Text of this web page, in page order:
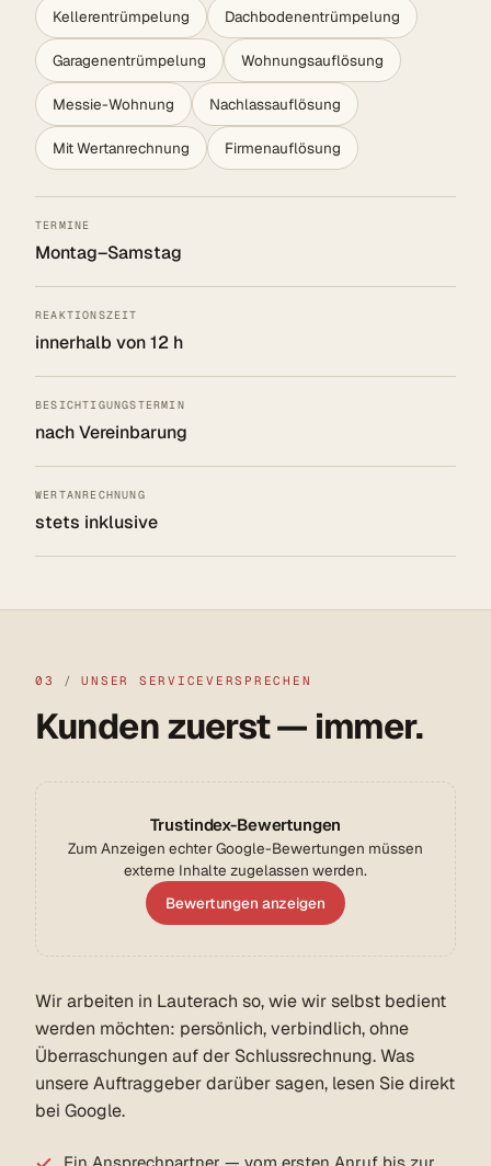
Kellerentrümpelung Dachbodenentrümpelung
Garagenentrümpelung Wohnungsauflösung
Messie-Wohnung Nachlassauflösung
Mit Wertanrechnung Firmenauflösung
TERMINE
Montag–Samstag
REAKTIONSZEIT
innerhalb von 12 h
BESICHTIGUNGSTERMIN
nach Vereinbarung
WERTANRECHNUNG
stets inklusive
03 / UNSER SERVICEVERSPRECHEN
Kunden zuerst — immer.
Trustindex-Bewertungen
Zum Anzeigen echter Google-Bewertungen müssen
externe Inhalte zugelassen werden.
Bewertungen anzeigen
Wir arbeiten in Lauterach so, wie wir selbst bedient
werden möchten: persönlich, verbindlich, ohne
Überraschungen auf der Schlussrechnung. Was
unsere Auftraggeber darüber sagen, lesen Sie direkt
bei Google.